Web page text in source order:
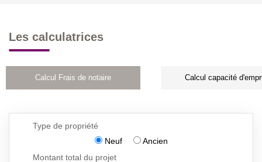
Les calculatrices
Calcul Frais de notaire Calcul capacité